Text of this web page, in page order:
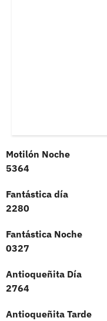
Motilón Noche
5364
Fantástica día
2280
Fantástica Noche
0327
Antioqueñita Día
2764
Antioqueñita Tarde